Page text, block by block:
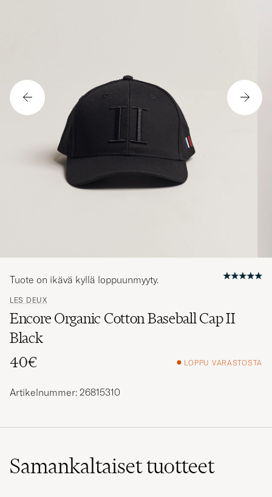
LES DEUX
Encore Organic Cotton Baseball Cap II
Black
40€
LOPPU VARASTOSTA
Tuote on ikävä kyllä loppuunmyyty.
Artikelnummer: 26815310
Samankaltaisettuotteet